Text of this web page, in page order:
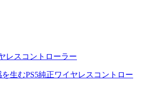
レスコントローラー
生むPS5純正ワイヤレスコントロー